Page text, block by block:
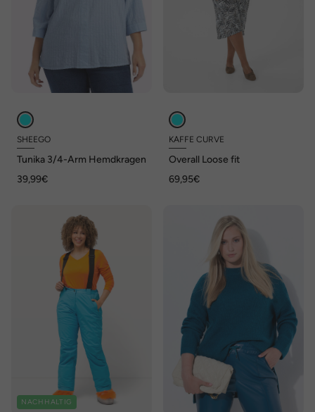
SHEEGO
Tunika 3/4-Arm Hemdkragen
39,99€
KAFFE CURVE
Overall Loose fit
69,95€
NACHHALTIG